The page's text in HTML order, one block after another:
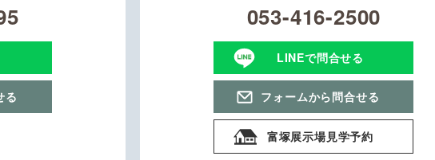
る
053-416-2500
LINEで問合せる
フォームから問合せる
富塚展示場見学予約